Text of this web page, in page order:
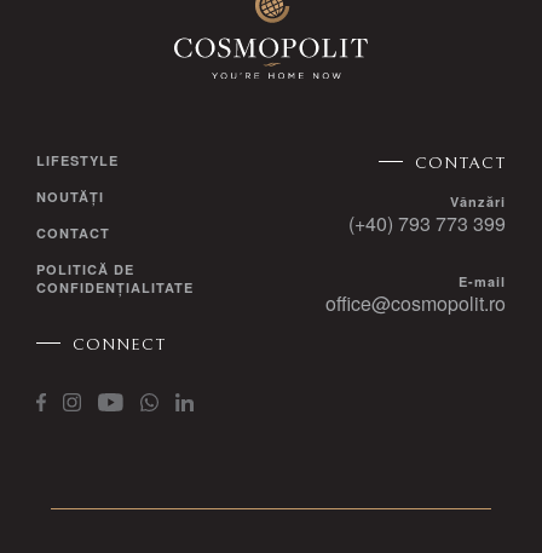
LIFESTYLE
NOUTĂȚI
CONTACT
POLITICĂ DE
CONFIDENȚIALITATE
CONNECT
CONTACT
Vânzări
(+40) 793 773 399
E-mail
office@cosmopolit.ro